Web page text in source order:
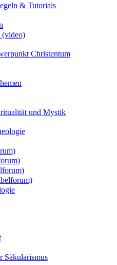
& Tutorials
Christentum
und Mystik